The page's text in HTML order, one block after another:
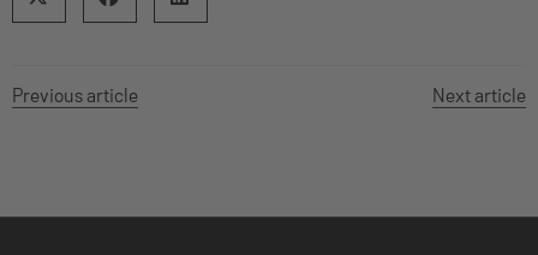
Previous article Next article